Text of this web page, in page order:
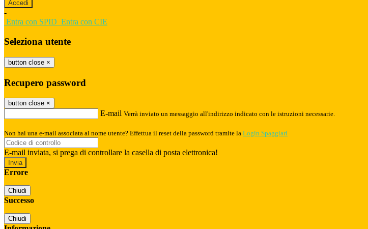
-
Entra con SPID Entra con CIE
Seleziona utente
button close ×
Recupero password
button close ×
E-mail Verrà inviato un messaggio all'indirizzo indicato con le istruzioni necessarie.
Non hai una e-mail associata al nome utente? Effettua il reset della password tramite la Login Spaggiari
E-mail inviata, si prega di controllare la casella di posta elettronica!
Errore
Chiudi
Successo
Chiudi